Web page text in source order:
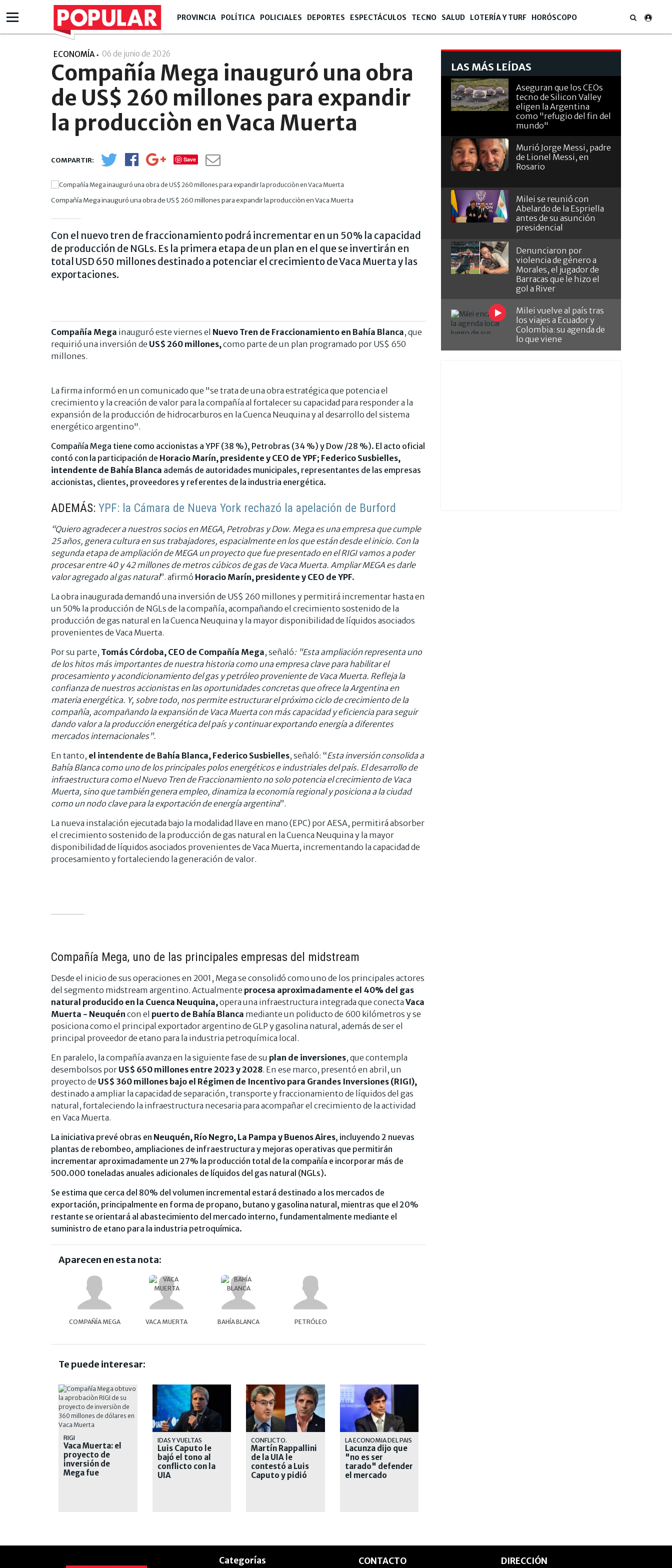
PROVINCIA POLÍTICA POLICIALES DEPORTES ESPECTÁCULOS TECNO SALUD LOTERÍA Y TURF HORÓSCOPO
ECONOMÍA 06 de junio de 2026
Compañía Mega inauguró una obra
de US$ 260 millones para expandir
la producciòn en Vaca Muerta
Save
Compañía Mega inauguró una obra de US$ 260 millones para expandir la producciòn en Vaca Muerta
Con el nuevo tren de fraccionamiento podrá incrementar en un 50% la capacidad
de producción de NGLs. Es la primera etapa de un plan en el que se invertirán en
total USD 650 millones destinado a potenciar el crecimiento de Vaca Muerta y las
exportaciones.
Compañía Mega inauguró este viernes el Nuevo Tren de Fraccionamiento en Bahía Blanca, que
requirió una inversión de US$ 260 millones, como parte de un plan programado por US$ 650
millones.
La firma informó en un comunicado que "se trata de una obra estratégica que potencia el
crecimiento y la creación de valor para la compañía al fortalecer su capacidad para responder a la
expansión de la producción de hidrocarburos en la Cuenca Neuquina y al desarrollo del sistema
energético argentino".
Compañía Mega tiene como accionistas a YPF (38 %), Petrobras (34 %) y Dow /28 %). El acto oficial
contó con la participación de Horacio Marín, presidente y CEO de YPF; Federico Susbielles,
intendente de Bahía Blanca además de autoridades municipales, representantes de las empresas
accionistas, clientes, proveedores y referentes de la industria energética.
ADEMÁS: YPF: la Cámara de Nueva York rechazó la apelación de Burford
“Quiero agradecer a nuestros socios en MEGA, Petrobras y Dow. Mega es una empresa que cumple
25 años, genera cultura en sus trabajadores, espacialmente en los que están desde el inicio. Con la
segunda etapa de ampliación de MEGA un proyecto que fue presentado en el RIGI vamos a poder
procesar entre 40 y 42 millones de metros cúbicos de gas de Vaca Muerta. Ampliar MEGA es darle
valor agregado al gas natural”. afirmó Horacio Marín, presidente y CEO de YPF.
La obra inaugurada demandó una inversión de US$ 260 millones y permitirá incrementar hasta en
un 50% la producción de NGLs de la compañía, acompañando el crecimiento sostenido de la
producción de gas natural en la Cuenca Neuquina y la mayor disponibilidad de líquidos asociados
provenientes de Vaca Muerta.
Por su parte, Tomás Córdoba, CEO de Compañía Mega, señaló: "Esta ampliación representa uno
de los hitos más importantes de nuestra historia como una empresa clave para habilitar el
procesamiento y acondicionamiento del gas y petróleo proveniente de Vaca Muerta. Refleja la
confianza de nuestros accionistas en las oportunidades concretas que ofrece la Argentina en
materia energética. Y, sobre todo, nos permite estructurar el próximo ciclo de crecimiento de la
compañía, acompañando la expansión de Vaca Muerta con más capacidad y eficiencia para seguir
dando valor a la producción energética del país y continuar exportando energía a diferentes
mercados internacionales".
En tanto, el intendente de Bahía Blanca, Federico Susbielles, señaló: “Esta inversión consolida a
Bahía Blanca como uno de los principales polos energéticos e industriales delpaís. El desarrollo de
infraestructura como el Nuevo Tren de Fraccionamiento no solo potencia el crecimiento de Vaca
Muerta, sino que también genera empleo, dinamiza la economía regional y posiciona a la ciudad
como un nodo clave para la exportación de energía argentina”.
La nueva instalación ejecutada bajo la modalidad llave en mano (EPC) por AESA, permitirá absorber
el crecimiento sostenido de la producción de gas natural en la Cuenca Neuquina y la mayor
disponibilidad de líquidos asociados provenientes de Vaca Muerta, incrementando la capacidad de
procesamiento y fortaleciendo la generación de valor.
Compañía Mega, uno de las principales empresas del midstream
Desde el inicio de sus operaciones en 2001, Mega se consolidó como uno de los principales actores
del segmento midstream argentino. Actualmente procesa aproximadamente el 40% del gas
natural producido en la Cuenca Neuquina, opera una infraestructura integrada que conecta Vaca
Muerta - Neuquén con el puerto de Bahía Blanca mediante un poliducto de 600 kilómetros y se
posiciona como el principal exportador argentino de GLP y gasolina natural, además de ser el
principal proveedor de etano para la industria petroquímica local.
En paralelo, la compañía avanza en la siguiente fase de su plan de inversiones, que contempla
desembolsos por US$ 650 millones entre 2023 y 2028. En ese marco, presentó en abril, un
proyecto de US$ 360 millones bajo el Régimen de Incentivo para Grandes Inversiones (RIGI),
destinado a ampliar la capacidad de separación, transporte y fraccionamiento de líquidos del gas
natural, fortaleciendo la infraestructura necesaria para acompañar el crecimiento de la actividad
en Vaca Muerta.
La iniciativa prevé obras en Neuquén, Río Negro, La Pampa y Buenos Aires, incluyendo 2 nuevas
plantas de rebombeo, ampliaciones de infraestructura y mejoras operativas que permitirán
incrementar aproximadamente un 27% la producción total de la compañía e incorporar más de
500.000 toneladas anuales adicionales de líquidos del gas natural (NGLs).
Se estima que cerca del 80% del volumen incremental estará destinado a los mercados de
exportación, principalmente en forma de propano, butano y gasolina natural, mientras que el 20%
restante se orientará al abastecimiento del mercado interno, fundamentalmente mediante el
suministro de etano para la industria petroquímica.
Aparecen en esta nota:
COMPAÑÍA MEGA VACA MUERTA BAHÍA BLANCA PETRÓLEO
Te puede interesar:
RIGI
Vaca Muerta: el
proyecto de
inversión de
Mega fue
IDAS Y VUELTAS
Luis Caputo le
bajó el tono al
conflicto con la
UIA
CONFLICTO.
Martín Rappallini
de la UIA le
contestó a Luis
Caputo y pidió
LA ECONOMIA DEL PAIS
Lacunza dijo que
"no es ser
tarado" defender
el mercado
LAS MÁS LEÍDAS
Aseguran que los CEOs
tecno de Silicon Valley
eligen la Argentina
como "refugio del fin del
mundo"
Murió Jorge Messi, padre
de Lionel Messi, en
Rosario
Milei se reunió con
Abelardo de la Espriella
antes de su asunción
presidencial
Denunciaron por
violencia de género a
Morales, el jugador de
Barracas que le hizo el
gol a River
Milei vuelve al país tras
los viajes a Ecuador y
Colombia: su agenda de
lo que viene
Categorías CONTACTO DIRECCIÓN